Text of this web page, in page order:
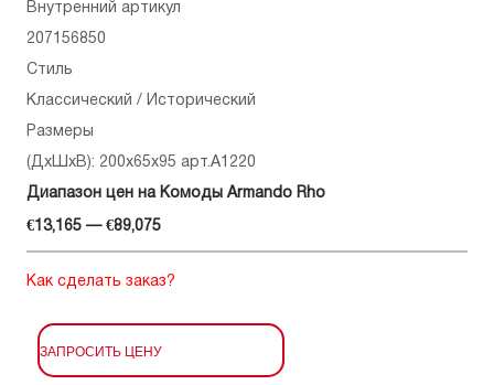
Внутренний артикул
207156850
Стиль
Классический / Исторический
Размеры
(ДхШхВ): 200x65x95 арт.A1220
Диапазон цен на Комоды Armando Rho
€13,165 — €89,075
Как сделать заказ?
ЗАПРОСИТЬ ЦЕНУ